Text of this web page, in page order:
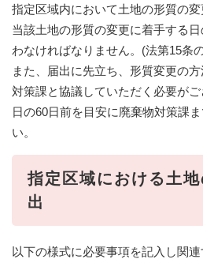
指定区域内において土地の形質の変
当該土地の形質の変更に着手する
わなければなりません。(法第15条
また、届出に先立ち、形質変更の
対策課と協議していただく必要が
日の60日前を目安に廃棄物対策課
い。
指定区域における土
出
以下の様式に必要事項を記入し関